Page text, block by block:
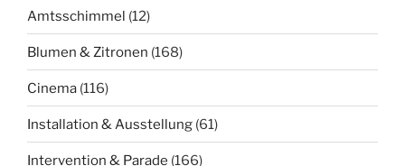
Amtsschimmel (12)
Blumen & Zitronen (168)
Cinema (116)
Installation & Ausstellung (61)
Intervention & Parade (166)